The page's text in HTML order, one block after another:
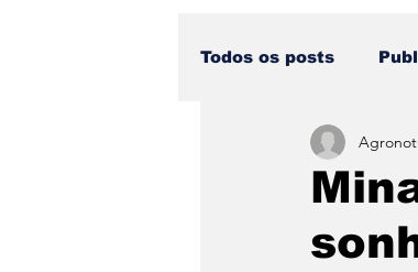
Todos os posts
Política